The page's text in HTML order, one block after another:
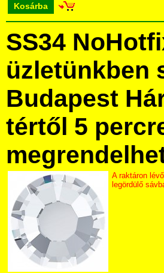
Kosárba
SS34
üzletünkben
Budapest
tértől 5
A raktáron
legördülő